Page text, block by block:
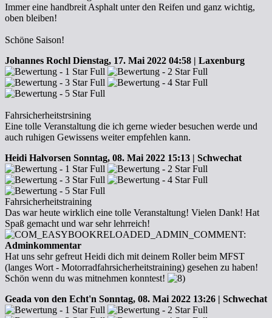
Immer eine handbreit Asphalt unter den Reifen und ganz wichtig,
oben bleiben!
Schöne Saison!
Johannes Rochl Dienstag, 17. Mai 2022 04:58 | Laxenburg
Fahrsicherheitstrsining
Eine tolle Veranstaltung die ich gerne wieder besuchen werde und
auch ruhigen Gewissens weiter empfehlen kann.
Heidi Halvorsen Sonntag, 08. Mai 2022 15:13 | Schwechat
Fahrsicherheitstraining
Das war heute wirklich eine tolle Veranstaltung! Vielen Dank! Hat
Spaß gemacht und war sehr lehrreich!
Adminkommentar
Hat uns sehr gefreut Heidi dich mit deinem Roller beim MFST
(langes Wort - Motorradfahrsicherheitstraining) gesehen zu haben!
Schön wenn du was mitnehmen konntest!
Geada von den Echt'n Sonntag, 08. Mai 2022 13:26 | Schwechat